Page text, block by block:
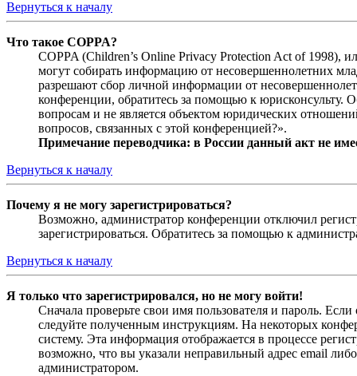
Вернуться к началу
Что такое COPPA?
COPPA (Children’s Online Privacy Protection Act of 1998),
могут собирать информацию от несовершеннолетних
разрешают сбор личной информации от
конференции, обратитесь за помощью к
вопросам и не является объектом юридических
вопросов, связанных с этой конференцией?».
Примечание переводчика: в России данный акт не
Вернуться к началу
Почему я не могу зарегистрироваться?
Возможно, администратор конференции отключил
зарегистрироваться. Обратитесь за помощью к
Вернуться к началу
Я только что зарегистрировался, но не могу войти!
Сначала проверьте свои имя пользователя и пароль.
следуйте полученным инструкциям. На некоторых
систему. Эта информация отображается в процессе
возможно, что вы указали неправильный адрес email
администратором.